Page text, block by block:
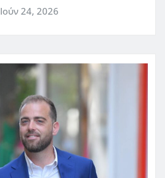
Ιούν 24, 2026